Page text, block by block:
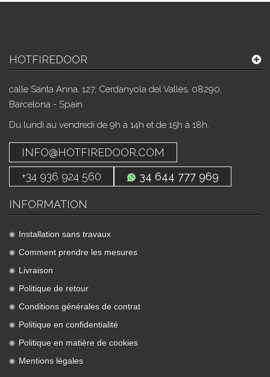
HOTFIREDOOR
calle Santa Anna, 127, Cerdanyola del Vallès, 08290,
Barcelona - Spain
Du lundi au vendredi de 9h à 14h et de 15h à 18h.
INFO@HOTFIREDOOR.COM
+34 936 924 560
34 644 777 969
INFORMATION
Installation sans travaux
Comment prendre les mesures
Livraison
Politique de retour
Conditions générales de contrat
Politique en confidentialité
Politique en matière de cookies
Mentions légales